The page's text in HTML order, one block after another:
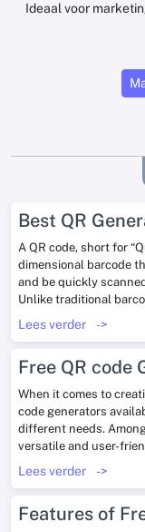
Ideaal voor
Best QR
A QR code, short for
dimensional barcode
and be quickly
Unlike traditional
Lees verder ->
Free QR code
When it comes to
code generators
different needs.
versatile and user-
Lees verder ->
Features of